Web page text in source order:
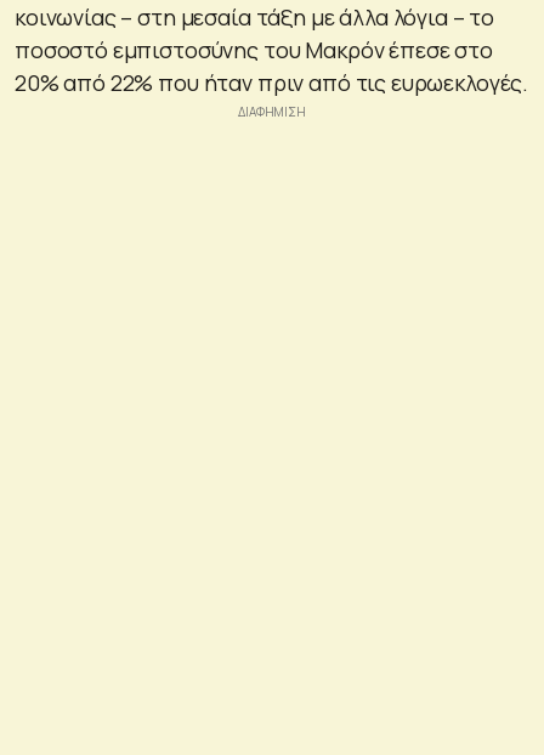
κοινωνίας – στη μεσαία τάξη με άλλα λόγια – το
ποσοστό εμπιστοσύνης του Μακρόν έπεσε στο
20% από 22% που ήταν πριν από τις ευρωεκλογές.